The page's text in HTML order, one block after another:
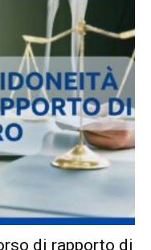
di rapporto di